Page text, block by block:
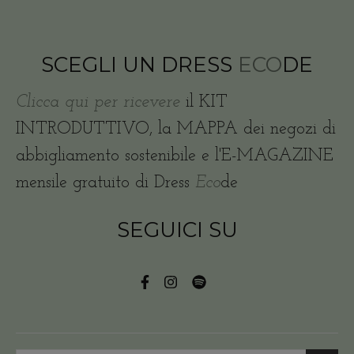
SCEGLI UN DRESS ECODE
Clicca qui per ricevere il KIT
INTRODUTTIVO, la MAPPA dei negozi di
abbigliamento sostenibile e l'E-MAGAZINE
mensile gratuito di Dress Ecode
SEGUICI SU